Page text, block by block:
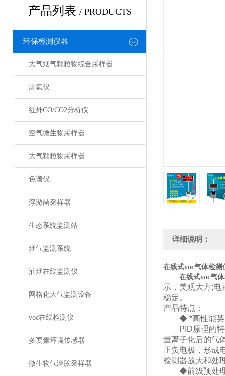
产品列表 / PRODUCTS
环保检测仪器
大气烟气颗粒物综合采样器
测氡仪
红外CO/CO2分析仪
空气微生物采样器
大气颗粒物采样器
色谱仪
浮游菌采样器
生态系统监测站
烟气监测系统
油烟在线监测仪
网格化大气监测设备
voc在线检测仪
多要素环境传感器
微生物气溶胶采样器
详细说明：
在线式voc气体检测
在线式voc气
示，美观大方;电
稳定。
产品特点：
◆ *高性能英国
PID原理的特
量离子化后的气
正负电极，形成
检测器放大和处
◆前级预处理单